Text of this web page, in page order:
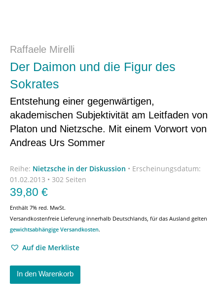
Raffaele Mirelli
Der Daimon und die Figur des
Sokrates
Entstehung einer gegenwärtigen,
akademischen Subjektivität am Leitfaden von
Platon und Nietzsche. Mit einem Vorwort von
Andreas Urs Sommer
Reihe: Nietzsche in der Diskussion • Erscheinungsdatum:
01.02.2013 • 302 Seiten
39,80 €
Enthält 7% red. MwSt.
Versandkostenfreie Lieferung innerhalb Deutschlands, für das Ausland gelten
gewichtsabhängige Versandkosten.
Auf die Merkliste
In den Warenkorb